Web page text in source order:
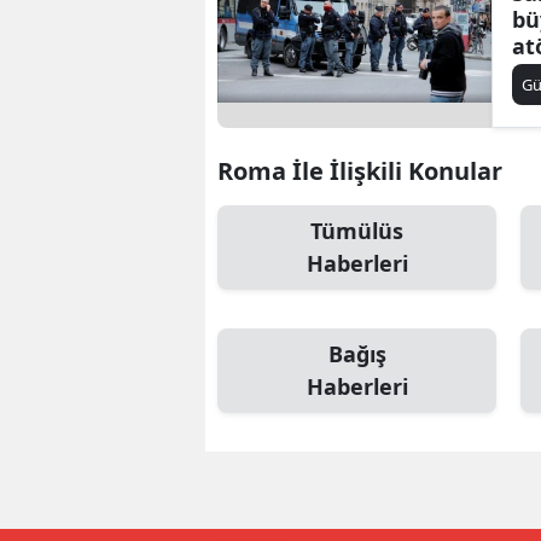
Roma İle İlişkili Konular
Tümülüs
Haberleri
Bağış
Haberleri